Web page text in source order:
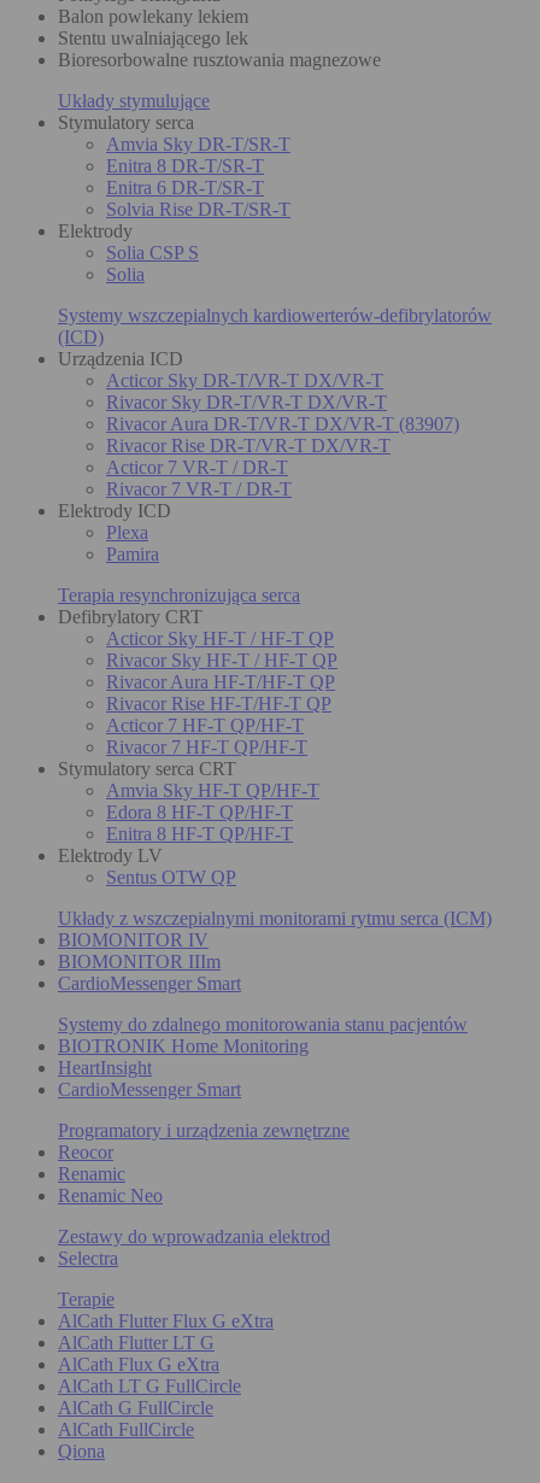
Balon powlekany lekiem
Stentu uwalniającego lek
Bioresorbowalne rusztowania magnezowe
Układy stymulujące
Stymulatory serca
Amvia Sky DR-T/SR-T
Enitra 8 DR-T/SR-T
Enitra 6 DR-T/SR-T
Solvia Rise DR-T/SR-T
Elektrody
Solia CSP S
Solia
Systemy wszczepialnych kardiowerterów-defibrylatorów
(ICD)
Urządzenia ICD
Acticor Sky DR-T/VR-T DX/VR-T
Rivacor Sky DR-T/VR-T DX/VR-T
Rivacor Aura DR-T/VR-T DX/VR-T (83907)
Rivacor Rise DR-T/VR-T DX/VR-T
Acticor 7 VR-T / DR-T
Rivacor 7 VR-T / DR-T
Elektrody ICD
Plexa
Pamira
Terapia resynchronizująca serca
Defibrylatory CRT
Acticor Sky HF-T / HF-T QP
Rivacor Sky HF-T / HF-T QP
Rivacor Aura HF-T/HF-T QP
Rivacor Rise HF-T/HF-T QP
Acticor 7 HF-T QP/HF-T
Rivacor 7 HF-T QP/HF-T
Stymulatory serca CRT
Amvia Sky HF-T QP/HF-T
Edora 8 HF-T QP/HF-T
Enitra 8 HF-T QP/HF-T
Elektrody LV
Sentus OTW QP
Układy z wszczepialnymi monitorami rytmu serca (ICM)
BIOMONITOR IV
BIOMONITOR IIIm
CardioMessenger Smart
Systemy do zdalnego monitorowania stanu pacjentów
BIOTRONIK Home Monitoring
HeartInsight
CardioMessenger Smart
Programatory i urządzenia zewnętrzne
Reocor
Renamic
Renamic Neo
Zestawy do wprowadzania elektrod
Selectra
Terapie
AlCath Flutter Flux G eXtra
AlCath Flutter LT G
AlCath Flux G eXtra
AlCath LT G FullCircle
AlCath G FullCircle
AlCath FullCircle
Qiona